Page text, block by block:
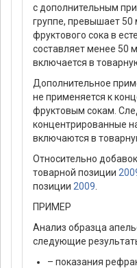
с дополнительным
группе, превышает 50
фруктового сока в
составляет менее 50
включается в
Дополнительное
не применяется к
фруктовым сокам.
концентрированные
включаются в
Относительно
товарной позиции
позиции 2009
ПРИМЕР
Анализ образца
следующие
– показания